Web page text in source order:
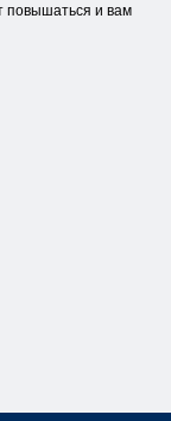
повышаться и вам